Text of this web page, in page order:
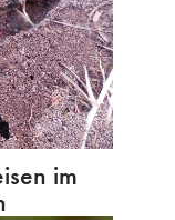
im